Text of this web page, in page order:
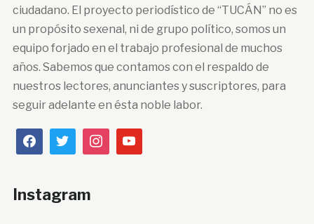
ciudadano. El proyecto periodístico de “TUCÁN” no es
un propósito sexenal, ni de grupo político, somos un
equipo forjado en el trabajo profesional de muchos
años. Sabemos que contamos con el respaldo de
nuestros lectores, anunciantes y suscriptores, para
seguir adelante en ésta noble labor.
Instagram